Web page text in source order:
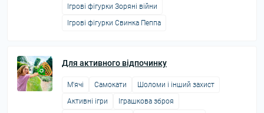
Ігрові фігурки Зоряні війни
Ігрові фігурки Свинка Пеппа
Для активного відпочинку
М'ячі Самокати
Шоломи і інший захист
Активні ігри
Іграшкова зброя